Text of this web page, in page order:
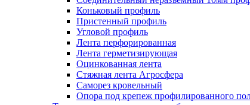
Коньковый профиль
Пристенный профиль
Угловой профиль
Лента перфорированная
Лента герметизирующая
Оцинкованная лента
Стяжная лента Агросфера
Саморез кровельный
Опора под крепеж профилированного